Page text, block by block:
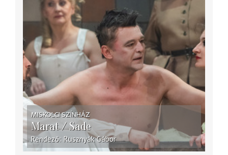
MISKOLCI SZÍNHÁZ
Marat / Sade
Rendező Rusznyák Gábor